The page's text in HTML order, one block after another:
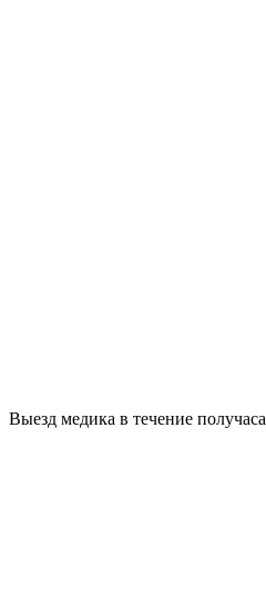
Выезд медика в течение получаса